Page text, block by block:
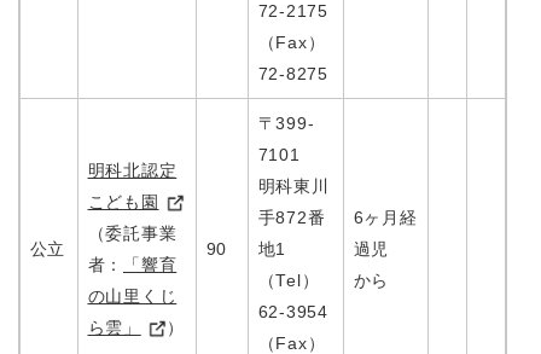
72-2175
（Fax）
72-8275
公立
明科北認定
こども園
（委託事業
者：
「響育
の山里くじ
ら雲」
）
90
〒399-
7101
明科東川
手872番
地1
（Tel）
62-3954
（Fax）
6ヶ月経
過児
から